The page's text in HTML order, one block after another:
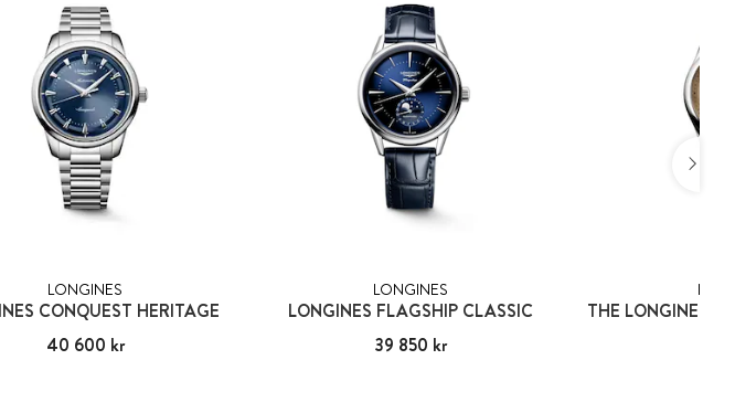
LONGINES
CONQUEST HERITAGE
Pris:40 600 kr
40 600 kr
LONGINES
LONGINES FLAGSHIP CLASSIC
Pris:39 850 kr
39 850 kr